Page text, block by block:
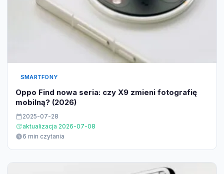
SMARTFONY
Oppo Find nowa seria: czy X9 zmieni fotografię
mobilną? (2026)
2025-07-28
aktualizacja 2026-07-08
6 min czytania